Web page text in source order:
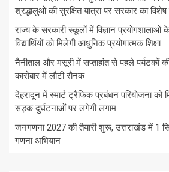
श्रद्धालुओं की सुरक्षित यात्रा पर सरकार का
राज्य के सरकारी स्कूलों में विज्ञान
विद्यार्थियों को मिलेगी आधुनिक प्रयोगात्मक शिक्षा
नैनीताल और मसूरी में सप्ताहांत से पहले पर्यटकों
कारोबार में लौटी रौनक
देहरादून में स्मार्ट ट्रैफिक प्रबंधन परियोजना को
सड़क दुर्घटनाओं पर लगेगी लगाम
जनगणना 2027 की तैयारी शुरू, उत्तराखंड में 1
गणना अभियान